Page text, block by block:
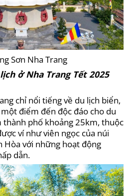
Sơn Nha Trang
ở Nha Trang Tết 2025
chỉ nổi tiếng về du lịch biển,
điểm đến độc đáo cho du
thành phố khoảng 25km, thuộc
ví như viên ngọc của núi
Hòa với những hoạt động
dẫn.